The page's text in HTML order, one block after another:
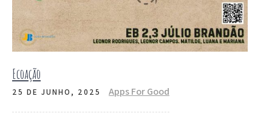
Ecoação
25 DE JUNHO, 2025 Apps For Good